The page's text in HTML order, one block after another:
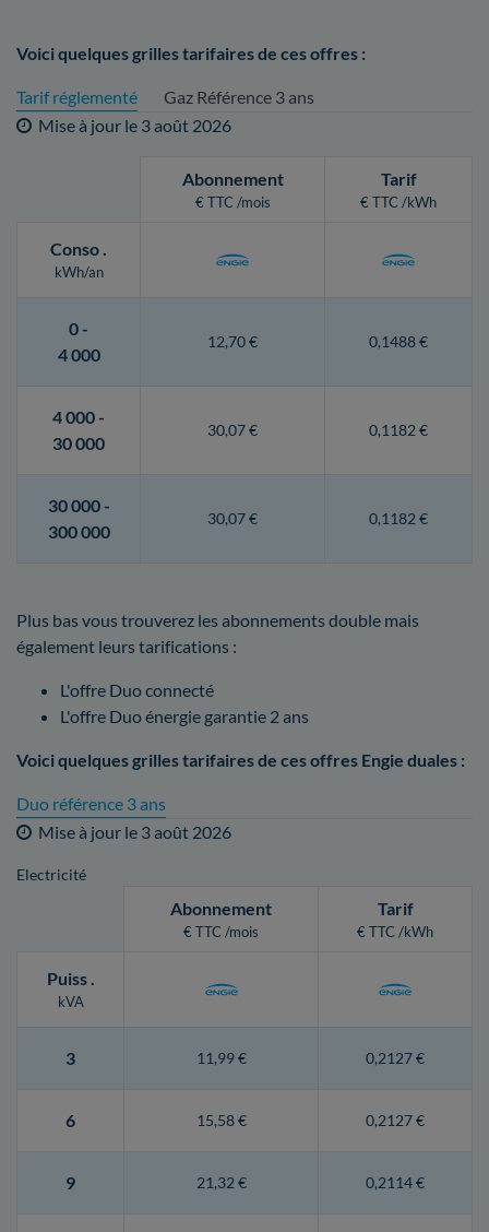
Voici quelques grilles tarifaires de ces offres :
Tarif réglementé
Gaz Référence 3 ans
Mise à jour le 3 août 2026
Abonnement
€ TTC /mois
Tarif
€ TTC /kWh
Conso.
kWh/an
0 -
4 000
12,70 € 0,1488 €
4 000 -
30 000
30,07 € 0,1182 €
30 000 -
300 000
30,07 € 0,1182 €
Plus bas vous trouverez les abonnements double mais
également leurs tarifications :
L'offre Duo connecté
L'offre Duo énergie garantie 2 ans
Voici quelques grilles tarifaires de ces offres Engie duales :
Duo référence 3 ans
Mise à jour le 3 août 2026
Electricité
Abonnement
€ TTC /mois
Tarif
€ TTC /kWh
Puiss.
kVA
3 11,99 € 0,2127 €
6 15,58 € 0,2127 €
9 21,32 € 0,2114 €